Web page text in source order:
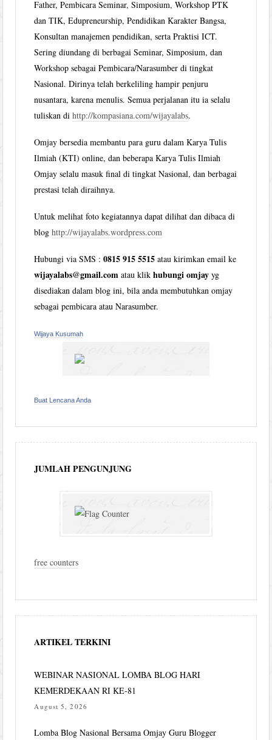
Father, Pembicara Seminar, Simposium, Workshop PTK
dan TIK, Edupreneurship, Pendidikan Karakter Bangsa,
Konsultan manajemen pendidikan, serta Praktisi ICT.
Sering diundang di berbagai Seminar, Simposium, dan
Workshop sebagai Pembicara/Narasumber di tingkat
Nasional. Dirinya telah berkeliling hampir penjuru
nusantara, karena menulis. Semua perjalanan itu ia selalu
tuliskan dihttp://kompasiana.com/wijayalabs.
Omjay bersedia membantu para guru dalam Karya Tulis
Ilmiah (KTI) online, dan beberapa Karya Tulis Ilmiah
Omjay selalu masuk final di tingkat Nasional, dan berbagai
prestasi telah diraihnya.
Untuk melihat foto kegiatannya dapat dilihat dan dibaca di
bloghttp://wijayalabs.wordpress.com
Hubungi via SMS :0815 915 5515 atau kirimkan email ke
wijayalabs@gmail.com atau klikhubungi omjay yg
disediakan dalam blog ini, bila anda membutuhkan omjay
sebagai pembicara atau Narasumber.
Wijaya Kusumah
Buat Lencana Anda
JUMLAH PENGUNJUNG
free counters
ARTIKEL TERKINI
WEBINAR NASIONAL LOMBA BLOG HARI
KEMERDEKAAN RI KE-81
August 5, 2026
Lomba Blog Nasional Bersama Omjay Guru Blogger